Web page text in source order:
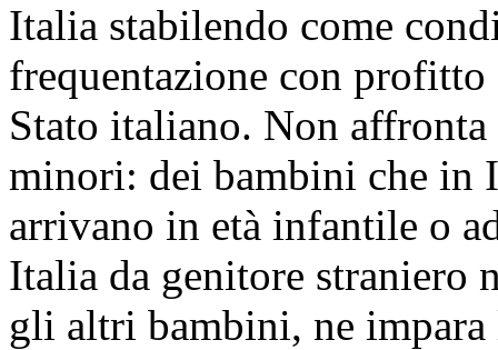
Italia stabilendo come
frequentazione con
Stato italiano. Non
minori: dei bambini che in
arrivano in età infantile o
Italia da genitore straniero
gli altri bambini, ne impara